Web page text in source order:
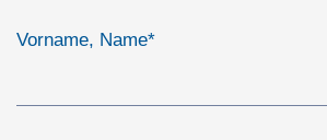
Vorname, Name*